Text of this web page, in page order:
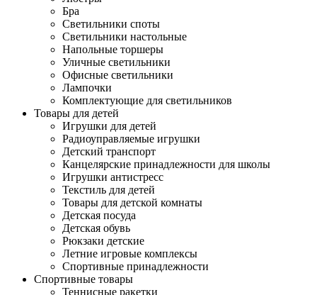
Бра
Светильники споты
Светильники настольные
Напольные торшеры
Уличные светильники
Офисные светильники
Лампочки
Комплектующие для светильников
Товары для детей
Игрушки для детей
Радиоуправляемые игрушки
Детский транспорт
Канцелярские принадлежности для школы
Игрушки антистресс
Текстиль для детей
Товары для детской комнаты
Детская посуда
Детская обувь
Рюкзаки детские
Летние игровые комплексы
Спортивные принадлежности
Спортивные товары
Теннисные ракетки